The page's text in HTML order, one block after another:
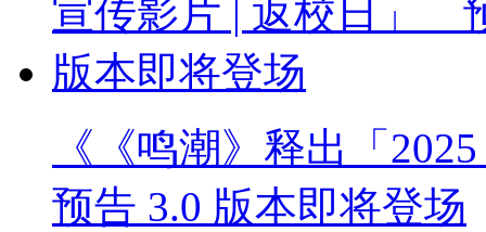
《《鸣潮》释出「
预告 3.0 版本即将登场